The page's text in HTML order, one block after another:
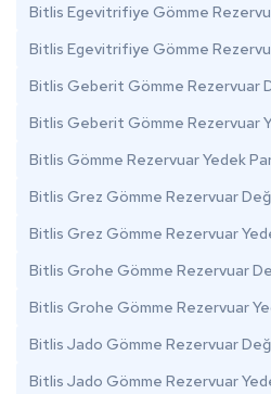
Bitlis Egevitrifiye Gömme
Bitlis Egevitrifiye Gömme
Bitlis Geberit Gömme Rezervuar
Bitlis Geberit Gömme Rezervuar
Bitlis Gömme Rezervuar Yedek
Bitlis Grez Gömme Rezervuar
Bitlis Grez Gömme Rezervuar
Bitlis Grohe Gömme Rezervuar
Bitlis Grohe Gömme Rezervuar
Bitlis Jado Gömme Rezervuar
Bitlis Jado Gömme Rezervuar